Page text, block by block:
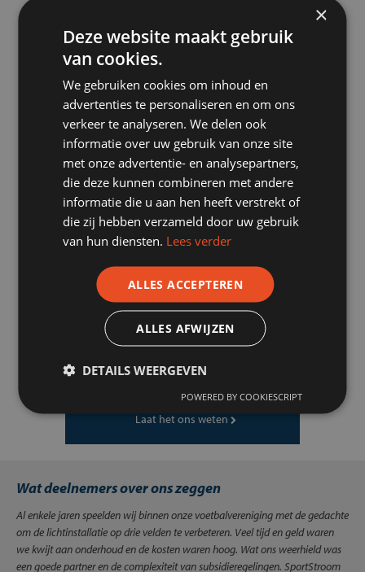
Bekijk alle projecten
Teruggebeld
worden?
Laat het ons weten
Wat deelnemers over ons zeggen
Al enkele jaren speelden wij binnen onze voetbalvereniging met de gedachte
om de lichtinstallatie op drie velden te verbeteren. Veel tijd en geld waren
we kwijt aan onderhoud en de kosten waren hoog. Wat ons weerhield was
een goede partner en de complexiteit van subsidieregelingen. SportStroom
×
Deze website maakt gebruik
van cookies.
We gebruiken cookies om inhoud en
advertenties te personaliseren en om ons
verkeer te analyseren. We delen ook
informatie over uw gebruik van onze site
met onze advertentie- en analysepartners,
die deze kunnen combineren met andere
informatie die u aan hen heeft verstrekt of
die zij hebben verzameld door uw gebruik
van hun diensten. Lees verder
ALLES ACCEPTEREN
ALLES AFWIJZEN
DETAILS WEERGEVEN
POWERED BY COOKIESCRIPT